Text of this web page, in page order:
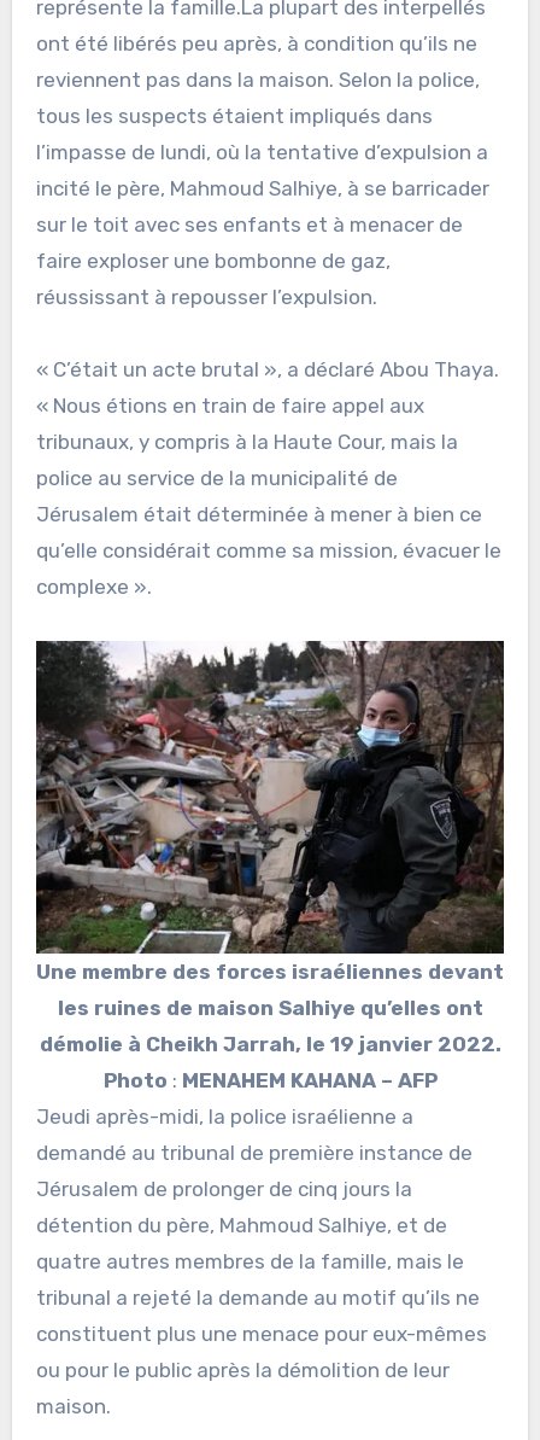
représente la famille.La plupart des interpellés
ont été libérés peu après, à condition qu’ils ne
reviennent pas dans la maison. Selon la police,
tous les suspects étaient impliqués dans
l’impasse de lundi, où la tentative d’expulsion a
incité le père, Mahmoud Salhiye, à se barricader
sur le toit avec ses enfants et à menacer de
faire exploser une bombonne de gaz,
réussissant à repousser l’expulsion.
« C’était un acte brutal », a déclaré Abou Thaya.
« Nous étions en train de faire appel aux
tribunaux, y compris à la Haute Cour, mais la
police au service de la municipalité de
Jérusalem était déterminée à mener à bien ce
qu’elle considérait comme sa mission, évacuer le
complexe ».
Une membre des forces israéliennes devant
les ruines de maison Salhiye qu’elles ont
démolie à Cheikh Jarrah, le 19 janvier 2022.
Photo : MENAHEM KAHANA – AFP
Jeudi après-midi, la police israélienne a
demandé au tribunal de première instance de
Jérusalem de prolonger de cinq jours la
détention du père, Mahmoud Salhiye, et de
quatre autres membres de la famille, mais le
tribunal a rejeté la demande au motif qu’ils ne
constituent plus une menace pour eux-mêmes
ou pour le public après la démolition de leur
maison.